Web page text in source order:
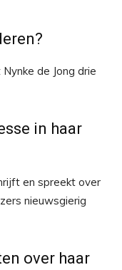
de Jong drie
in haar
en spreekt over
nieuwsgierig
over haar